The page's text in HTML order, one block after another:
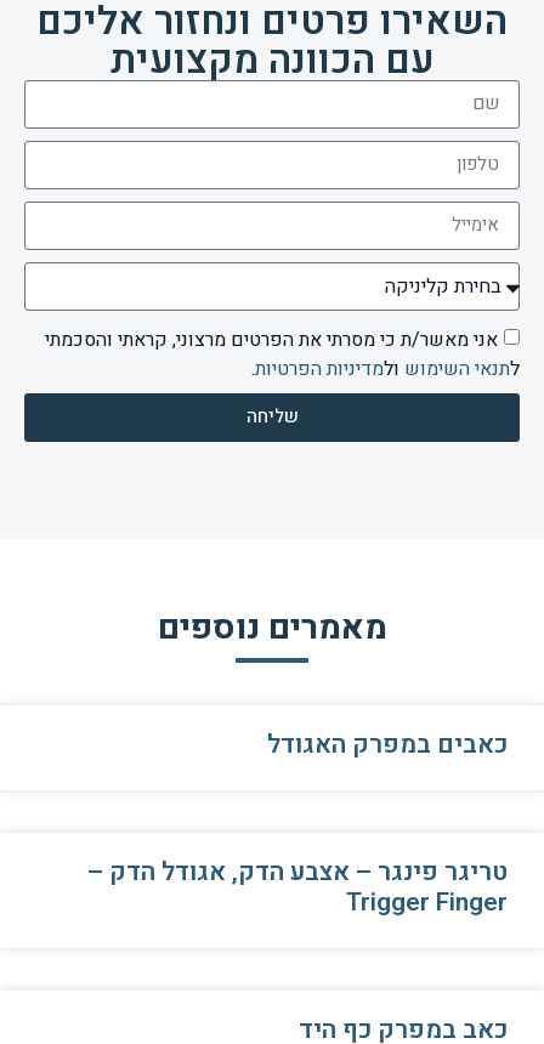
השאירו פרטים ונחזור אליכם
עם הכוונה מקצועית
אני מאשר/ת כי מסרתי את הפרטים מרצוני, קראתי והסכמתי
לתנאי השימוש ולמדיניות הפרטיות.
שליחה
מאמרים נוספים
כאבים במפרק האגודל
טריגר פינגר – אצבע הדק, אגודל הדק –
Trigger Finger
כאב במפרק כף היד